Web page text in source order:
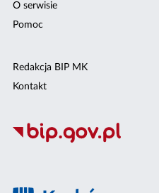
O serwisie
Pomoc
Redakcja BIP MK
Kontakt